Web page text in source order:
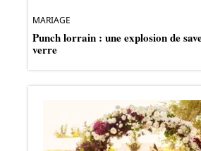
MARIAGE
Punch lorrain : une explosion de
verre